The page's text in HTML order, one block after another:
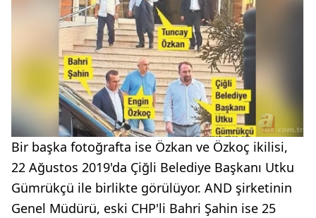
Bir başka fotoğrafta ise Özkan ve Özkoç ikilisi,
22 Ağustos 2019'da Çiğli Belediye Başkanı Utku
Gümrükçü ile birlikte görülüyor. AND şirketinin
Genel Müdürü, eski CHP'li Bahri Şahin ise 25